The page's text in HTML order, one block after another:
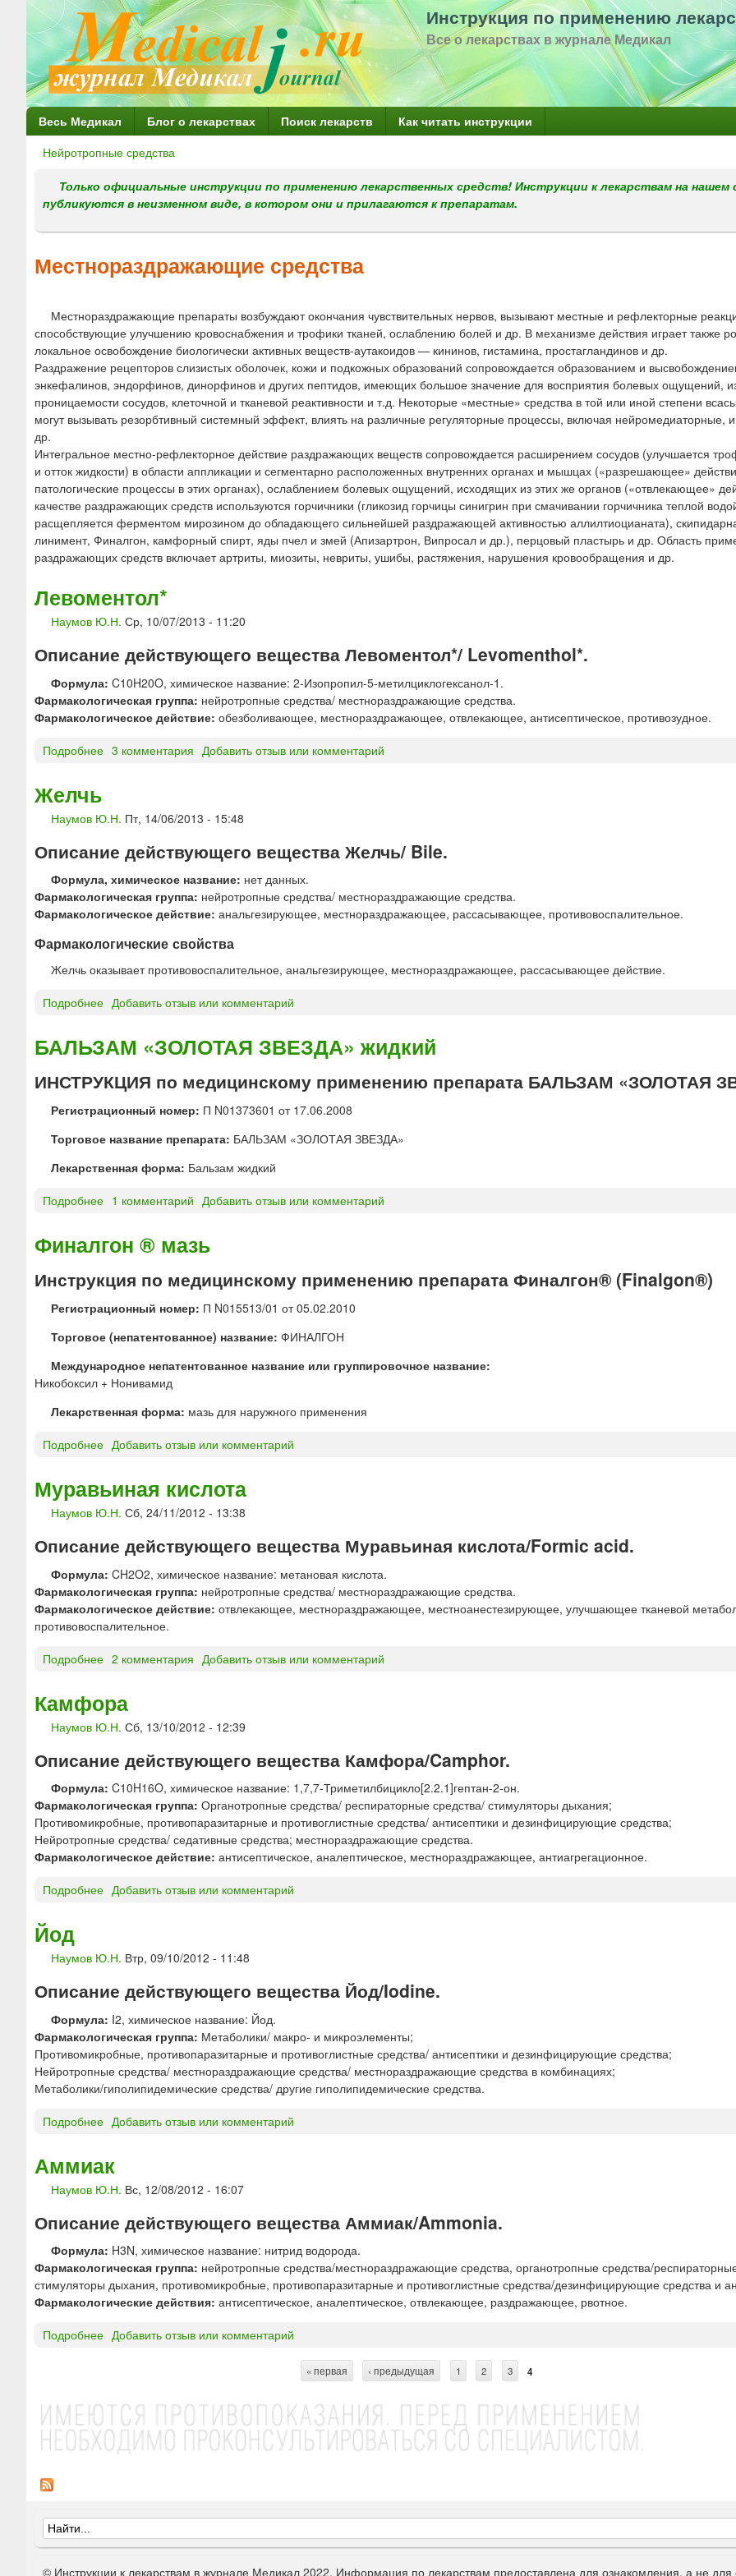
Перейти
к
содержанию
Инструкция по применению
Все о лекарствах в журнале Медикал
Г
л
в
н
е
е
н
ю
Весь Медикал Блог о лекарствах Поиск лекарств Как читать инструкции
Вы
здесь
Нейротропные средства
Только официальные инструкции по применению лекарственных средств! Инструкции к лекарствам на нашем
публикуются в неизменном виде, в котором они и прилагаются к препаратам.
Местнораздражающие средства
Местнораздражающие препараты возбуждают окончания чувствительных нервов, вызывают местные и рефлекторные
способствующие улучшению кровоснабжения и трофики тканей, ослаблению болей и др. В механизме действия играет также
локальное освобождение биологически активных веществ-аутакоидов — кининов, гистамина, простагландинов и др.
Раздражение рецепторов слизистых оболочек, кожи и подкожных образований сопровождается образованием и
энкефалинов, эндорфинов, динорфинов и других пептидов, имеющих большое значение для восприятия болевых ощущений,
проницаемости сосудов, клеточной и тканевой реактивности и т.д. Некоторые «местные» средства в той или иной степени
могут вызывать резорбтивный системный эффект, влиять на различные регуляторные процессы, включая нейромедиаторные,
др.
Интегральное местно-рефлекторное действие раздражающих веществ сопровождается расширением сосудов (улучшается
и отток жидкости) в области аппликации и сегментарно расположенных внутренних органах и мышцах («разрешающее»
патологические процессы в этих органах), ослаблением болевых ощущений, исходящих из этих же органов («отвлекающее»
качестве раздражающих средств используются горчичники (гликозид горчицы синигрин при смачивании горчичника теплой
расщепляется ферментом мирозином до обладающего сильнейшей раздражающей активностью аллилтиоцианата),
линимент, Финалгон, камфорный спирт, яды пчел и змей (Апизартрон, Випросал и др.), перцовый пластырь и др. Область
раздражающих средств включает артриты, миозиты, невриты, ушибы, растяжения, нарушения кровообращения и др.
Левоментол*
Наумов Ю.Н. Ср, 10/07/2013 - 11:20
Описание действующего вещества Левоментол*/ Levomenthol*.
Формула: C10H20O, химическое название: 2-Изопропил-5-метилциклогексанол-1.
Фармакологическая группа: нейротропные средства/ местнораздражающие средства.
Фармакологическое действие: обезболивающее, местнораздражающее, отвлекающее, антисептическое, противозудное.
Подробнее
о
е
т
о
л
*
3 комментария Добавить отзыв или комментарий
Желчь
Наумов Ю.Н. Пт, 14/06/2013 - 15:48
Описание действующего вещества Желчь/ Bile.
Формула, химическое название: нет данных.
Фармакологическая группа: нейротропные средства/ местнораздражающие средства.
Фармакологическое действие: анальгезирующее, местнораздражающее, рассасывающее, противовоспалительное.
Фармакологические свойства
Желчь оказывает противовоспалительное, анальгезирующее, местнораздражающее, рассасывающее действие.
Подробнее
л
ь
Добавить отзыв или комментарий
БАЛЬЗАМ «ЗОЛОТАЯ ЗВЕЗДА» жидкий
ИНСТРУКЦИЯ по медицинскому применению препарата БАЛЬЗАМ «ЗОЛОТАЯ
Регистрационный номер: П N01373601 от 17.06.2008
Торговое название препарата: БАЛЬЗАМ «ЗОЛОТАЯ ЗВЕЗДА»
Лекарственная форма: Бальзам жидкий
Подробнее
Л
З
А
М
«
О
Л
О
В
Е
Д
»
ж
и
д
1 комментарий Добавить отзыв или комментарий
Финалгон ® мазь
Инструкция по медицинскому применению препарата Финалгон® (Finalgon®)
Регистрационный номер: П N015513/01 от 05.02.2010
Торговое (непатентованное) название: ФИНАЛГОН
Международное непатентованное название или группировочное название:
Никобоксил + Нонивамид
Лекарственная форма: мазь для наружного применения
Подробнее
н
а
г
н
®
м
а
Добавить отзыв или комментарий
Муравьиная кислота
Наумов Ю.Н. Сб, 24/11/2012 - 13:38
Описание действующего вещества Муравьиная кислота/Formic acid.
Формула: CH2O2, химическое название: метановая кислота.
Фармакологическая группа: нейротропные средства/ местнораздражающие средства.
Фармакологическое действие: отвлекающее, местнораздражающее, местноанестезирующее, улучшающее тканевой
противовоспалительное.
Подробнее
р
а
ь
н
а
я
к
и
а
2 комментария Добавить отзыв или комментарий
Камфора
Наумов Ю.Н. Сб, 13/10/2012 - 12:39
Описание действующего вещества Камфора/Camphor.
Формула: C10H16O, химическое название: 1,7,7-Триметилбицикло[2.2.1]гептан-2-он.
Фармакологическая группа: Органотропные средства/ респираторные средства/ стимуляторы дыхания;
Противомикробные, противопаразитарные и противоглистные средства/ антисептики и дезинфицирующие средства;
Нейротропные средства/ седативные средства; местнораздражающие средства.
Фармакологическое действие: антисептическое, аналептическое, местнораздражающее, антиагрегационное.
Подробнее
ф
р
Добавить отзыв или комментарий
Йод
Наумов Ю.Н. Втр, 09/10/2012 - 11:48
Описание действующего вещества Йод/Iodine.
Формула: I2, химическое название: Йод.
Фармакологическая группа: Метаболики/ макро- и микроэлементы;
Противомикробные, противопаразитарные и противоглистные средства/ антисептики и дезинфицирующие средства;
Нейротропные средства/ местнораздражающие средства/ местнораздражающие средства в комбинациях;
Метаболики/гиполипидемические средства/ другие гиполипидемические средства.
Подробнее
д
Добавить отзыв или комментарий
Аммиак
Наумов Ю.Н. Вс, 12/08/2012 - 16:07
Описание действующего вещества Аммиак/Ammonia.
Формула: H3N, химическое название: нитрид водорода.
Фармакологическая группа: нейротропные средства/местнораздражающие средства, органотропные средства/
стимуляторы дыхания, противомикробные, противопаразитарные и противоглистные средства/дезинфицирующие средства и
Фармакологические действия: антисептическое, аналептическое, отвлекающее, раздражающее, рвотное.
Подробнее
и
Добавить отзыв или комментарий
т
р
н
и
ц
ы
« первая ‹ предыдущая 1 2 3 4
Ф
о
© Инструкции к лекарствам в журнале Медикал 2022. Информация по лекарствам предоставлена для ознакомления, а не